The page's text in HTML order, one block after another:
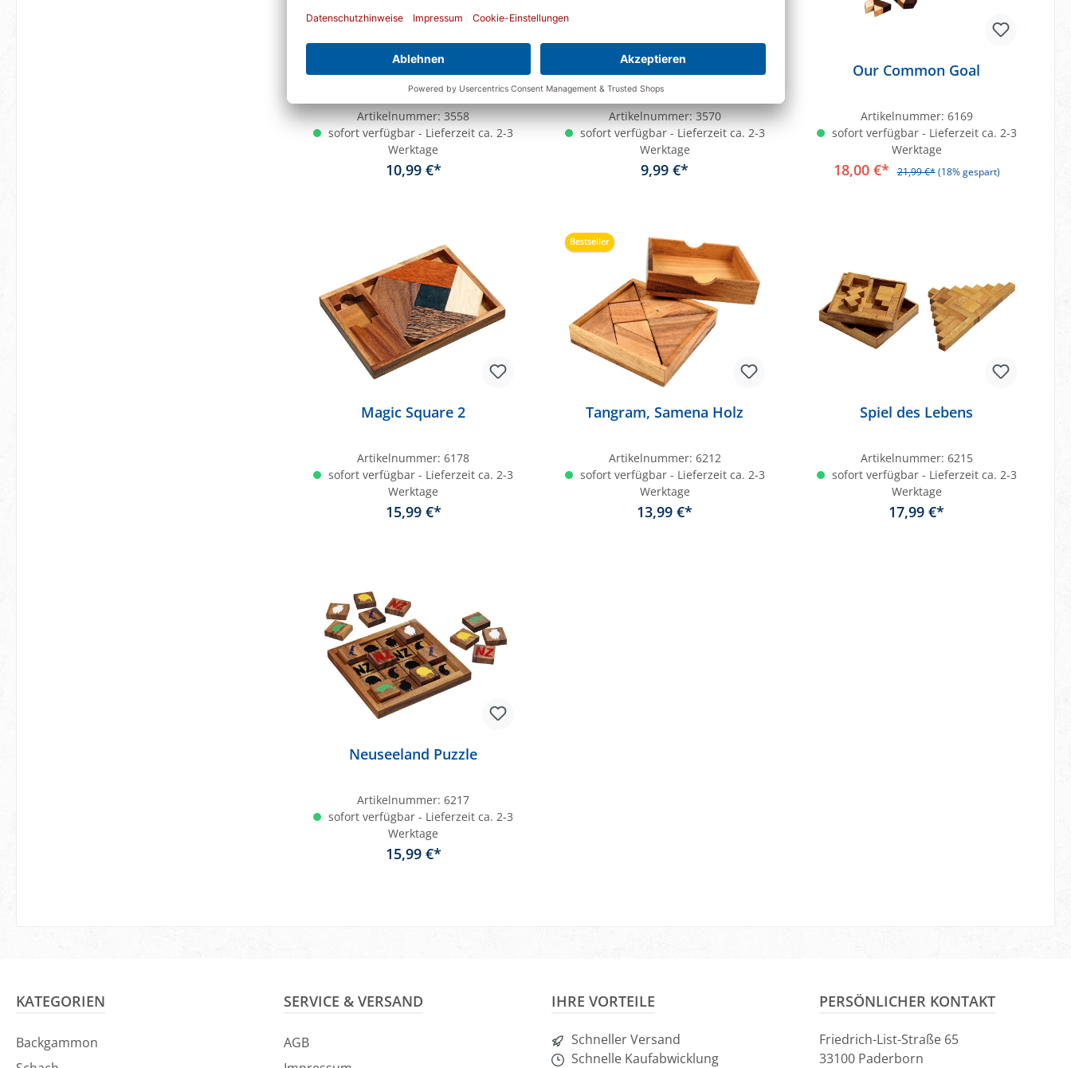
Pentominos Puzzle
Artikelnummer:3558
sofort verfügbar - Lieferzeit ca. 2-3
Werktage
10,99 €*
IQ Puzzle 7 in 1, 10
Puzzleteile
Artikelnummer:3570
sofort verfügbar - Lieferzeit ca. 2-3
Werktage
9,99 €*
Our Common Goal
Artikelnummer: 6169
sofort verfügbar - Lieferzeit ca. 2-3
Werktage
18,00 €* 21,99 €*(18% gespart)
Magic Square 2
Artikelnummer:6178
sofort verfügbar - Lieferzeit ca. 2-3
Werktage
15,99 €*
Bestseller
Tangram, Samena Holz
Artikelnummer: 6212
sofort verfügbar - Lieferzeit ca. 2-3
Werktage
13,99 €*
Spiel des Lebens
Artikelnummer: 6215
sofort verfügbar - Lieferzeit ca. 2-3
Werktage
17,99 €*
Neuseeland Puzzle
Artikelnummer:6217
sofort verfügbar - Lieferzeit ca. 2-3
Werktage
15,99 €*
KATEGORIEN
Backgammon
SERVICE & VERSAND
AGB
IHRE VORTEILE
Schneller Versand
Schnelle Kaufabwicklung
PERSÖNLICHER KONTAKT
Friedrich-List-Straße 65
33100 Paderborn